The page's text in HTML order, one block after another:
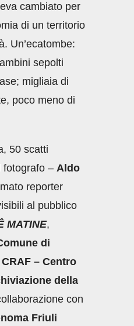
cambiato per
di un territorio
Un’ecatombe:
sepolti
migliaia di
poco meno di
50 scatti
fotografo – Aldo
reporter
al pubblico
MATINE,
di
CRAF – Centro
della
con
Friuli